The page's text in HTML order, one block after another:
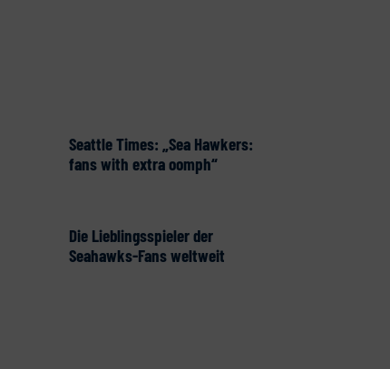
Seattle Times: „Sea Hawkers:
fans with extra oomph“
Die Lieblingsspieler der
Seahawks-Fans weltweit